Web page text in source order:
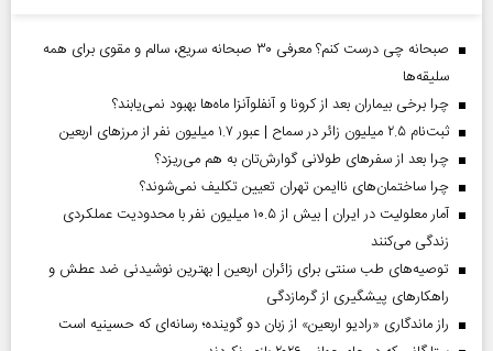
صبحانه چی درست کنم؟ معرفی ۳۰ صبحانه سریع، سالم و مقوی برای همه
سلیقه‌ها
چرا برخی بیماران بعد از کرونا و آنفلوآنزا ماه‌ها بهبود نمی‌یابند؟
ثبت‌نام ۲.۵ میلیون زائر در سماح | عبور ۱.۷ میلیون نفر از مرز‌های اربعین
چرا بعد از سفرهای طولانی گوارش‌تان به هم می‌ریزد؟
چرا ساختمان‌های ناایمن تهران تعیین تکلیف نمی‌شوند؟
آمار معلولیت در ایران | بیش از ۱۰.۵ میلیون نفر با محدودیت عملکردی
زندگی می‌کنند
توصیه‌های طب سنتی برای زائران اربعین | بهترین نوشیدنی ضد عطش و
راهکارهای پیشگیری از گرمازدگی
راز ماندگاری «رادیو اربعین» از زبان دو گوینده؛ رسانه‌ای که حسینیه است